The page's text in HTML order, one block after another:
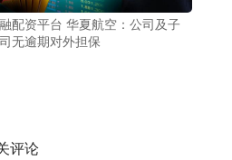
配资平台 华夏航空：公司及子
无逾期对外担保
评论